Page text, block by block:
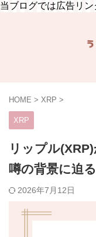
当ブログでは広告リ
HOME > XRP >
XRP
リップル
噂の背景に迫る
2026年7月12日